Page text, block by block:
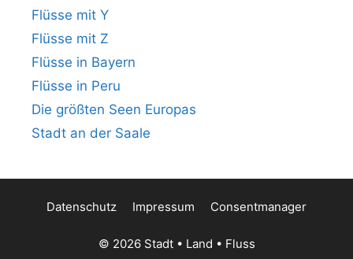
Flüsse mit Y
Flüsse mit Z
Flüsse in Bayern
Flüsse in Peru
Die größten Seen Europas
Stadt an der Saale
Datenschutz Impressum Consentmanager
© 2026 Stadt • Land • Fluss